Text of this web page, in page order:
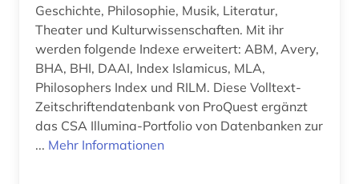
kapuzinerorden (1)
karl (3)
karl viktor von (1)
katalog (2)
katholische kirche (3)
Geschichte, Philosophie, Musik, Literatur,
Theater und Kulturwissenschaften. Mit ihr
werden folgende Indexe erweitert: ABM, Avery,
BHA, BHI, DAAI, Index Islamicus, MLA,
Philosophers Index und RILM. Diese Volltext-
Zeitschriftendatenbank von ProQuest ergänzt
das CSA Illumina-Portfolio von Datenbanken zur
... Mehr Informationen